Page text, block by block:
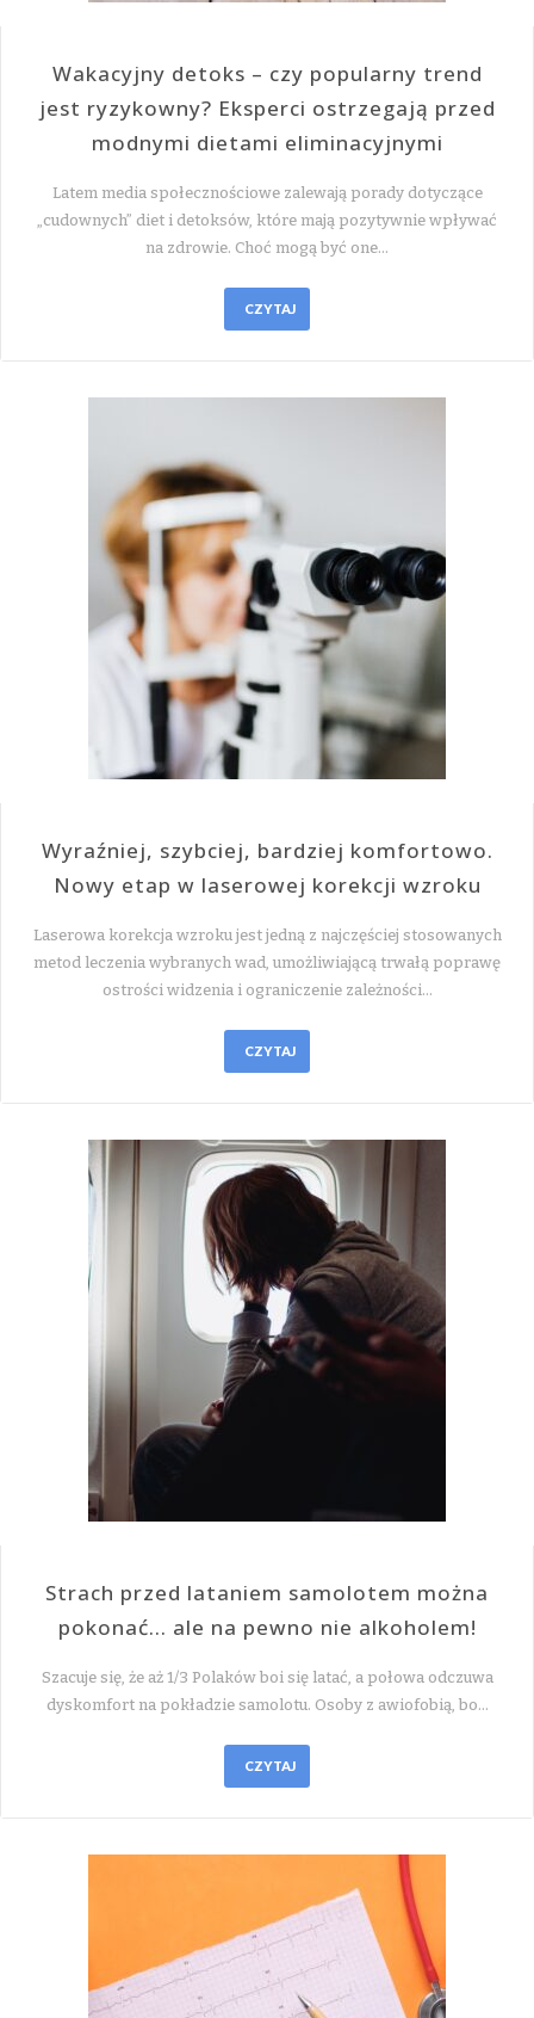
Wakacyjny detoks – czy popularny trend
jest ryzykowny? Eksperci ostrzegają przed
modnymi dietami eliminacyjnymi
Latem media społecznościowe zalewają porady dotyczące
„cudownych” diet i detoksów, które mają pozytywnie wpływać
na zdrowie. Choć mogą być one…
CZYTAJ
Wyraźniej, szybciej, bardziej komfortowo.
Nowy etap w laserowej korekcji wzroku
Laserowa korekcja wzroku jest jedną z najczęściej stosowanych
metod leczenia wybranych wad, umożliwiającą trwałą poprawę
ostrości widzenia i ograniczenie zależności…
CZYTAJ
Strach przed lataniem samolotem można
pokonać… ale na pewno nie alkoholem!
Szacuje się, że aż 1/3 Polaków boi się latać, a połowa odczuwa
dyskomfort na pokładzie samolotu. Osoby z awiofobią, bo…
CZYTAJ